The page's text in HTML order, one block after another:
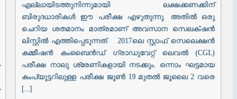
എല്ലായിടത്തുനിന്നുമായി ലക്ഷക്കണക്കിന്
ബിരുദധാരികൾ ഈ പരീക്ഷ എഴുതുന്നു. അതിൽ ഒരു
ചെറിയ ശതമാനം മാത്രമാണ് അവസാന സെലക്‌ഷൻ
ലിസ്റ്റിൽ എത്തിപ്പെടുന്നത്. 2017ലെ സ്റ്റാഫ് സെലെക്ഷൻ
കമ്മീഷൻ കംബൈൻഡ് ഗ്രാഡുവേറ്റ് ലെവൽ (CGL)
പരീക്ഷ നാലു ശ്രേണികളായി നടക്കും. ഒന്നാം ഘട്ടമായ
കംപ്യൂട്ടറിലുള്ള പരീക്ഷ ജൂൺ 19 മുതൽ ജൂലൈ 2 വരെ
[...]